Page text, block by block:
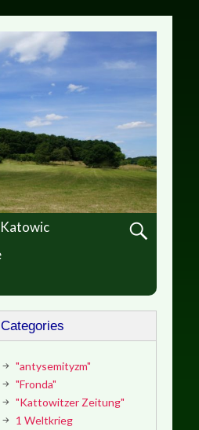
Katowic
Categories
"antysemityzm"
"Fronda"
"Kattowitzer Zeitung"
1 Weltkrieg